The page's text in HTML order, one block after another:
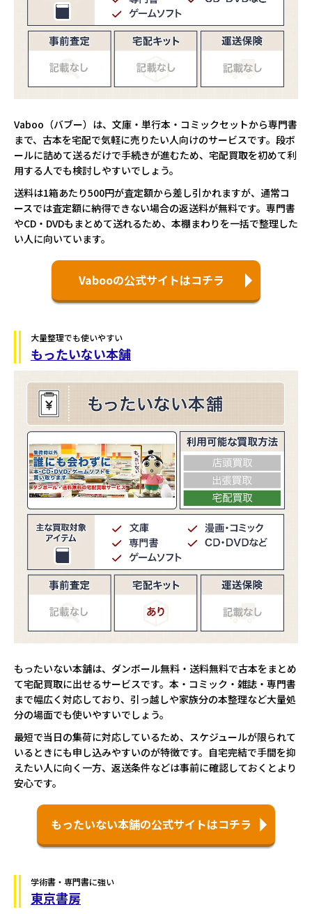
Vaboo（バブー）は、文庫・単行本・コミックセットから専門書
まで、古本を宅配で気軽に売りたい人向けのサービスです。段ボ
ールに詰めて送るだけで手続きが進むため、宅配買取を初めて利
用する人でも検討しやすいでしょう。
送料は1箱あたり500円が査定額から差し引かれますが、通常コ
ースでは査定額に納得できない場合の返送料が無料です。専門書
やCD・DVDもまとめて送れるため、本棚まわりを一括で整理した
い人に向いています。
Vabooの公式サイトはコチラ
大量整理でも使いやすい
もったいない本舗
もったいない本舗は、ダンボール無料・送料無料で古本をまとめ
て宅配買取に出せるサービスです。本・コミック・雑誌・専門書
まで幅広く対応しており、引っ越しや家族分の本整理など大量処
分の場面でも使いやすいでしょう。
最短で当日の集荷に対応しているため、スケジュールが限られて
いるときにも申し込みやすいのが特徴です。自宅完結で手間を抑
えたい人に向く一方、返送条件などは事前に確認しておくとより
安心です。
もったいない本舗の公式サイトはコチラ
学術書・専門書に強い
東京書房